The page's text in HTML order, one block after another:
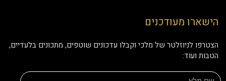
הישארו מעודכנים
הצטרפו לניוזלטר של מלכי וקבלו עדכונים שוטפים, מתכונים בלעדיים,
הטבות ועוד: